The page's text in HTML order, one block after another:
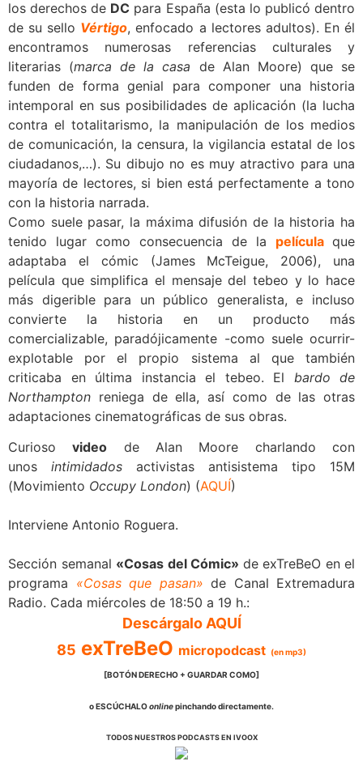
los derechos de DC para España (esta lo publicó dentro
de su sello Vértigo, enfocado a lectores adultos). En él
encontramos numerosas referencias culturales y
literarias (marca de la casa de Alan Moore) que se
funden de forma genial para componer una historia
intemporal en sus posibilidades de aplicación (la lucha
contra el totalitarismo, la manipulación de los medios
de comunicación, la censura, la vigilancia estatal de los
ciudadanos,…). Su dibujo no es muy atractivo para una
mayoría de lectores, si bien está perfectamente a tono
con la historia narrada.
Como suele pasar, la máxima difusión de la historia ha
tenido lugar como consecuencia de la película que
adaptaba el cómic (James McTeigue, 2006), una
película que simplifica el mensaje del tebeo y lo hace
más digerible para un público generalista, e incluso
convierte la historia en un producto más
comercializable, paradójicamente -como suele ocurrir-
explotable por el propio sistema al que también
criticaba en última instancia el tebeo. El bardo de
Northampton reniega de ella, así como de las otras
adaptaciones cinematográficas de sus obras.
Curiosovideo de Alan Moore charlando con
unos intimidados activistas antisistema tipo 15M
(Movimiento Occupy London) (AQUÍ)
Interviene Antonio Roguera.
Sección semanal «Cosas del Cómic» de exTreBeO en el
programa «Cosas que pasan» de Canal Extremadura
Radio. Cada miércoles de 18:50 a 19 h.:
Descárgalo AQUÍ
85 exTreBeO micropodcast (en mp3)
[BOTÓN DERECHO + GUARDAR COMO]
o ESCÚCHALOonlinepinchando directamente.
TODOS NUESTROS PODCASTS EN IVOOX